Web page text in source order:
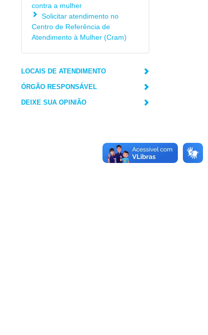
contra a mulher
Solicitar atendimento no
Centro de Referência de
Atendimento à Mulher (Cram)
LOCAIS DE ATENDIMENTO
ÓRGÃO RESPONSÁVEL
DEIXE SUA OPINIÃO